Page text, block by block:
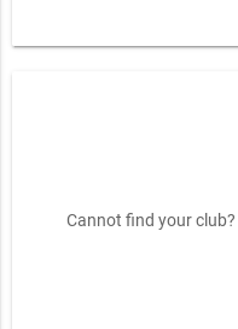
Cannot find your club?